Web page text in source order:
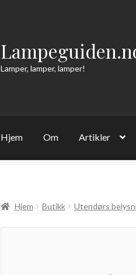
Hopp
til
navigasjon
Hopp
til
innhold
Lamper, lamper, lamper!
Hjem Om Artikler
Hjem Butikk Utendørs